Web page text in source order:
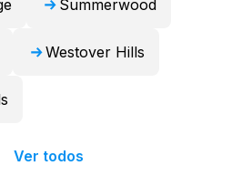
Summerwood
Westover Hills
Ver todos